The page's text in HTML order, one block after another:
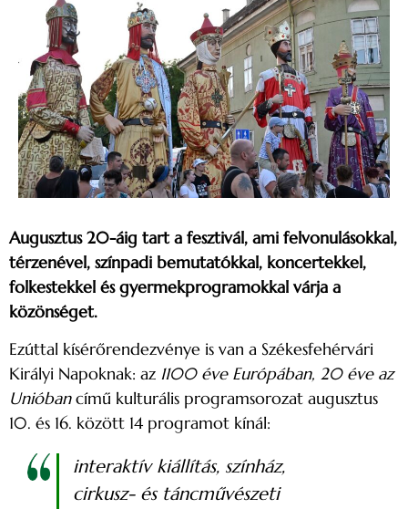
Augusztus 20-áig tart a fesztivál, ami felvonulásokkal,
térzenével, színpadi bemutatókkal, koncertekkel,
folkestekkel és gyermekprogramokkal várja a
közönséget.
Ezúttal kísérőrendezvénye is van a Székesfehérvári
Királyi Napoknak: az 1100 éve Európában, 20 éve az
Unióbancímű kulturális programsorozat augusztus
10. és 16. között 14 programot kínál:
interaktív kiállítás, színház,
cirkusz- és táncművészeti